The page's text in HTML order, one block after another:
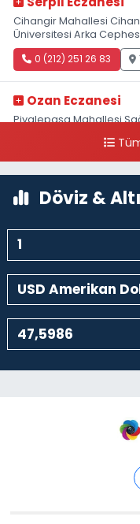
Cihangir Mahallesi
Üniversitesi Arka
0 (212) 251 26 83
Ozan Eczanesi
Piyalepaşa Mahallesi
Döviz &